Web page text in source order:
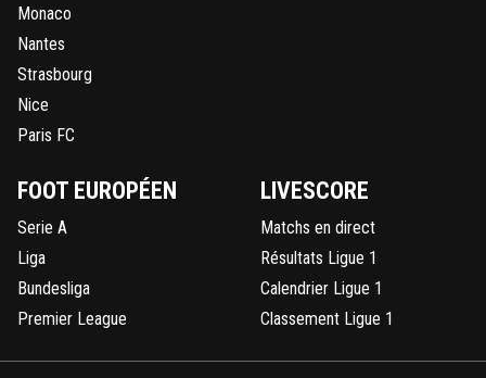
Monaco
Nantes
Strasbourg
Nice
Paris FC
FOOT EUROPÉEN
Serie A
Liga
Bundesliga
Premier League
LIVESCORE
Matchs en direct
Résultats Ligue 1
Calendrier Ligue 1
Classement Ligue 1